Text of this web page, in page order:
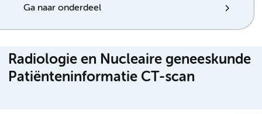
Ga naar onderdeel
Radiologie en Nucleaire geneeskunde
Patiënteninformatie CT-scan